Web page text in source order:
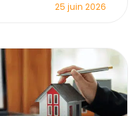
25 juin 2026